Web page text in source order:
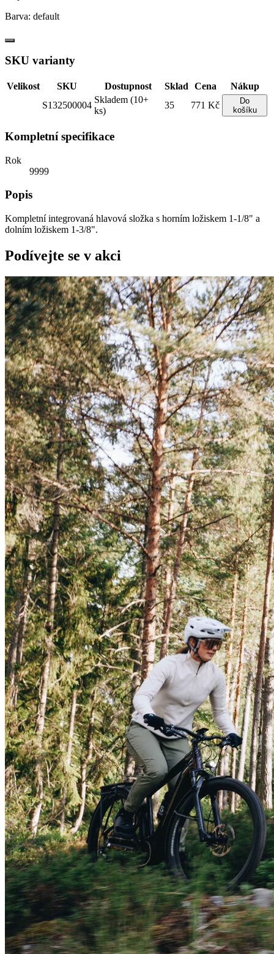
Barva: default
SKU varianty
Velikost SKU Dostupnost Sklad Cena
Nákup
S132500004
Skladem (10+
ks)
35 771 Kč
Do
košíku
Kompletní specifikace
Rok
9999
Popis
Kompletní integrovaná hlavová složka s horním ložiskem 1-1/8" a
dolním ložiskem 1-3/8".
Podívejte se v akci